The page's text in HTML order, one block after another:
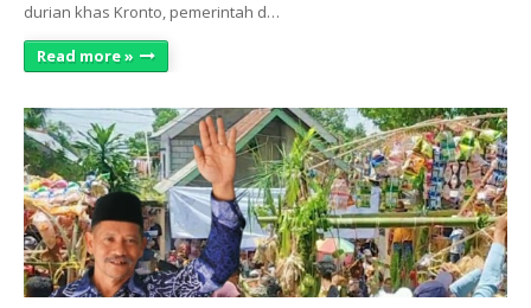
durian khas Kronto, pemerintah d…
Read more »